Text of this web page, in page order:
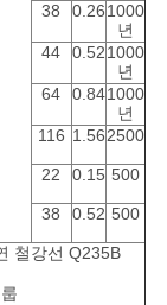
38 0.261000
년
44 0.521000
년
64 0.841000
년
116 1.562500
22 0.15 500
38 0.52 500
철강선 Q235B